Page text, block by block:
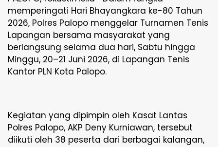
memperingati Hari Bhayangkara ke-80 Tahun
2026, Polres Palopo menggelar Turnamen Tenis
Lapangan bersama masyarakat yang
berlangsung selama dua hari, Sabtu hingga
Minggu, 20–21 Juni 2026, di Lapangan Tenis
Kantor PLN Kota Palopo.
Kegiatan yang dipimpin oleh Kasat Lantas
Polres Palopo, AKP Deny Kurniawan, tersebut
diikuti oleh 38 peserta dari berbagai kalangan,